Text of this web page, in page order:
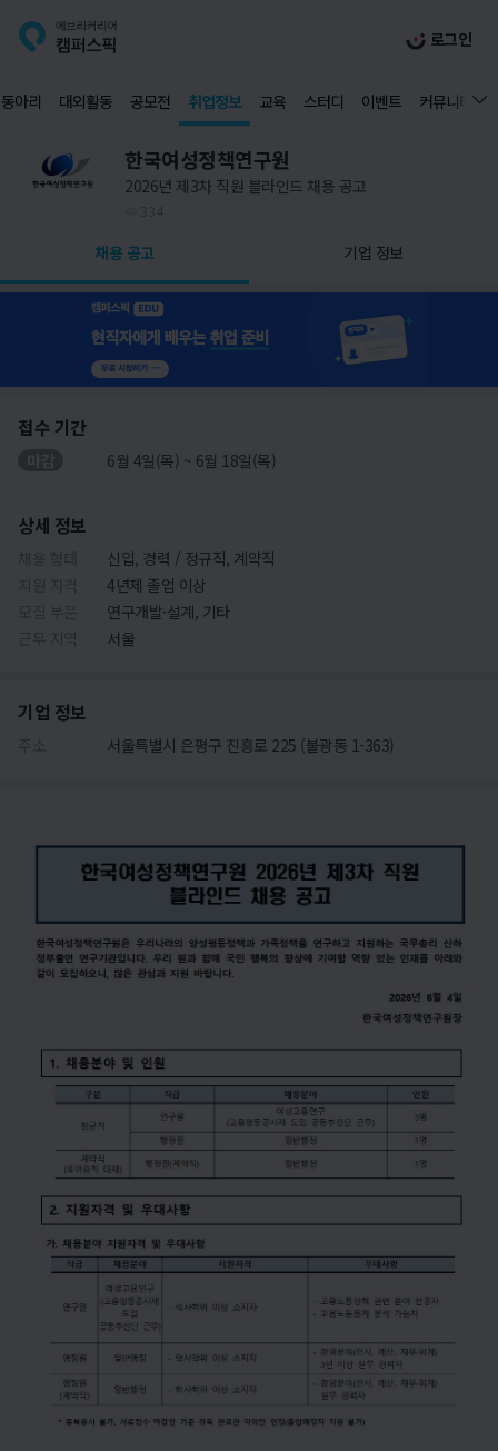
로그인
동아리 대외활동 공모전 취업정보 교육 스터디 이벤트 커뮤니티
한국여성정책연구원
2026년 제3차 직원 블라인드 채용 공고
채용 공고 기업 정보
접수 기간
6월 4일(목) ~ 6월 18일(목)
상세 정보
신입, 경력 / 정규직, 계약직
4년제 졸업 이상
연구개발·설계, 기타
서울
기업 정보
서울특별시 은평구 진흥로 225 (불광동 1-363)